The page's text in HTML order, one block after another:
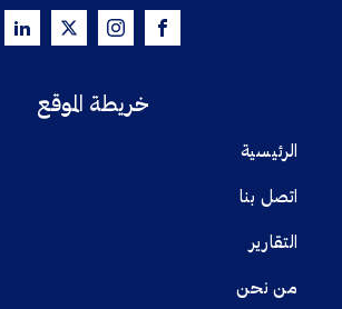
خريطة الموقع
الرئيسية
اتصل بنا
التقارير
من نحن